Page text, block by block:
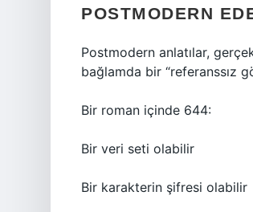
POSTMODERN
Postmodern anlatılar,
bağlamda bir “referanssız
Bir roman içinde 644:
Bir veri seti olabilir
Bir karakterin şifresi olabilir